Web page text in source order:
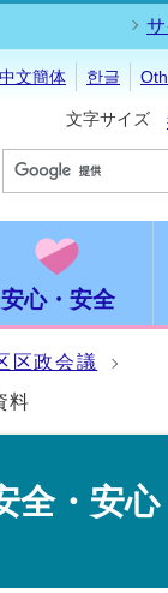
中文簡体 한글
文字サイズ
安心・安全
区政会議
料
全・安心